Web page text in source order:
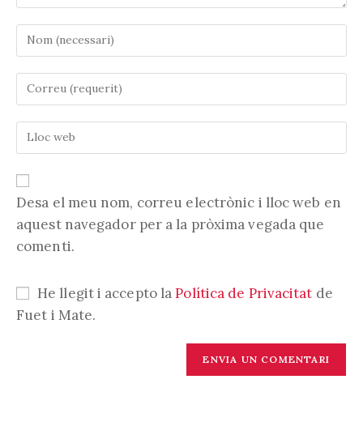
nom
o
nom
d'usuari
per
comentar
adreça
electrònica
comentar
vostra
(opcional)
Desa el meu nom, correu electrònic i lloc web en
aquest navegador per a la pròxima vegada que
comenti.
He llegit i accepto laPolítica de Privacitat de
Fuet i Mate.